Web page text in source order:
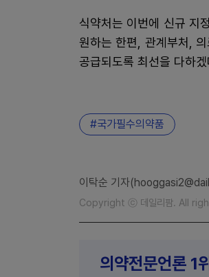
식약처는 이번에 신규 지
원하는 한편, 관계부처,
공급되도록 최선을 다하
국가필수의약품
이탁순 기자
Copyright ⓒ 데일리팜. All
의약전문언론 1